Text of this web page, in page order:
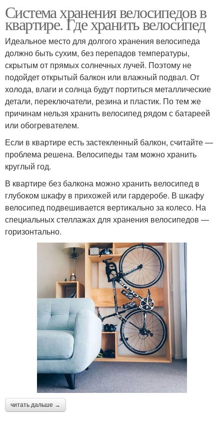
Система хранения велосипедов в
квартире. Где хранить велосипед
Идеальное место для долгого хранения велосипеда
должно быть сухим, без перепадов температуры,
скрытым от прямых солнечных лучей. Поэтому не
подойдет открытый балкон или влажный подвал. От
холода, влаги и солнца будут портиться металлические
детали, переключатели, резина и пластик. По тем же
причинам нельзя хранить велосипед рядом с батареей
или обогревателем.
Если в квартире есть застекленный балкон, считайте —
проблема решена. Велосипеды там можно хранить
круглый год.
В квартире без балкона можно хранить велосипед в
глубоком шкафу в прихожей или гардеробе. В шкафу
велосипед подвешивается вертикально за колесо. На
специальных стеллажах для хранения велосипедов —
горизонтально.
читать дальше →